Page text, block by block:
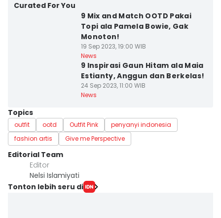
Curated For You
9 Mix and Match OOTD Pakai
Topi ala Pamela Bowie, Gak
Monoton!
19 Sep 2023, 19:00 WIB
News
9 Inspirasi Gaun Hitam ala Maia
Estianty, Anggun dan Berkelas!
24 Sep 2023, 11:00 WIB
News
Topics
outfit ootd Outfit Pink
penyanyi indonesia
fashion artis
Give me Perspective
Editorial Team
Editor
Nelsi Islamiyati
Tonton lebih seru di